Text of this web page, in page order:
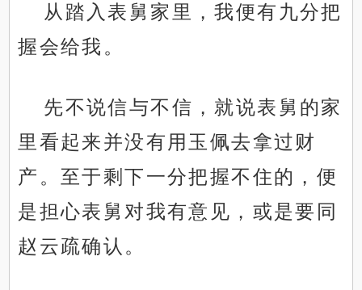
从踏入表舅家里，我便有九分把
握会给我。
先不说信与不信，就说表舅的家
里看起来并没有用玉佩去拿过财
产。至于剩下一分把握不住的，便
是担心表舅对我有意见，或是要同
赵云疏确认。